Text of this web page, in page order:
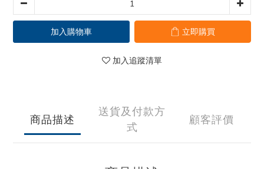
加入購物車 立即購買
加入追蹤清單
商品描述
送貨及付款方
式
顧客評價